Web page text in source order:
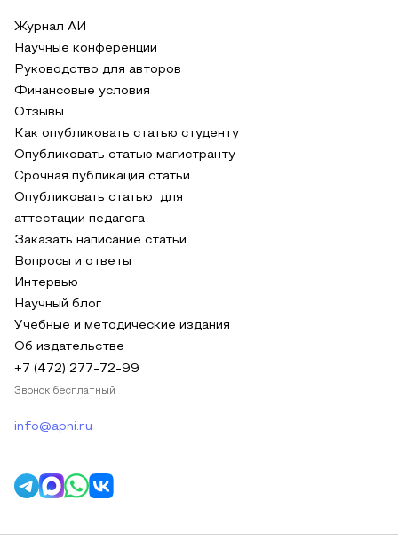
Журнал АИ
Научные конференции
Руководство для авторов
Финансовые условия
Отзывы
Как опубликовать статью студенту
Опубликовать статью магистранту
Срочная публикация статьи
Опубликовать статью для
аттестации педагога
Заказать написание статьи
Вопросы и ответы
Интервью
Научный блог
Учебные и методические издания
Об издательстве
+7 (472) 277-72-99
Звонок бесплатный
info@apni.ru